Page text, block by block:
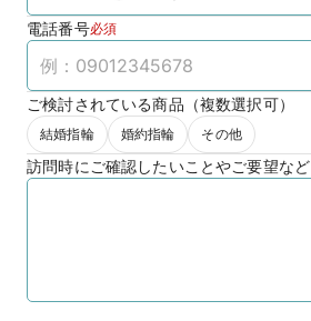
電話番号必須
ご検討されている商品（複数選択可）
結婚指輪 婚約指輪 その他
訪問時にご確認したいことやご要望など